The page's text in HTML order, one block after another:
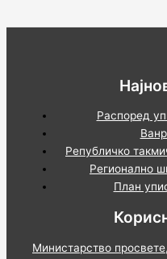
Распоред
Републичко
Регионално
План
Министарство